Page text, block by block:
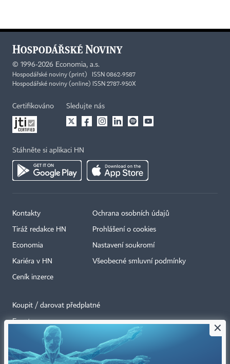
© 1996-2026 Economia, a.s.
Hospodářské noviny (print) ISSN 0862-9587
Hospodářské noviny (online) ISSN 2787-950X
Certifikováno Sledujte nás
Stáhněte si aplikaci HN
Kontakty
Tiráž redakce HN
Economia
Kariéra v HN
Ceník inzerce
Ochrana osobních údajů
Prohlášení o cookies
Nastavení soukromí
Všeobecné smluvní podmínky
Koupit / darovat předplatné
Eventy
Newslettery
RSS kanály
×